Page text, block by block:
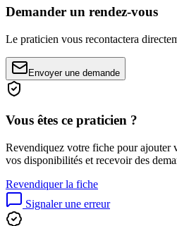
Demander un rendez-vous
Le praticien vous recontactera
Envoyer une demande
Vous êtes ce praticien ?
Revendiquez votre fiche pour ajouter
vos disponibilités et recevoir des
Revendiquer la fiche
Signaler une erreur